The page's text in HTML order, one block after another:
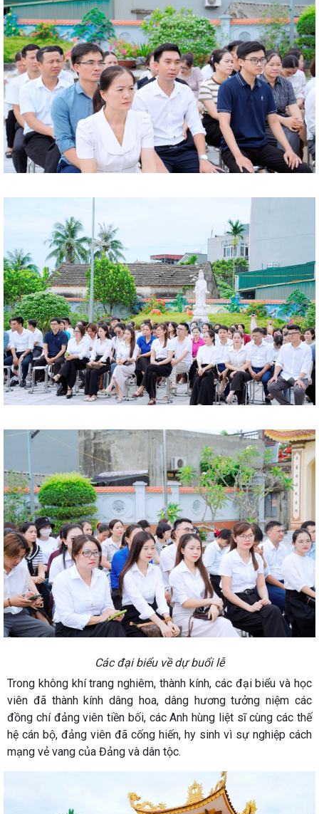
Các đại biểu về dự buổi lễ
Trong không khí trang nghiêm, thành kính, các đại biểu và học
viên đã thành kính dâng hoa, dâng hương tưởng niệm các
đồng chí đảng viên tiền bối, các Anh hùng liệt sĩ cùng các thế
hệ cán bộ, đảng viên đã cống hiến, hy sinh vì sự nghiệp cách
mạng vẻ vang của Đảng và dân tộc.